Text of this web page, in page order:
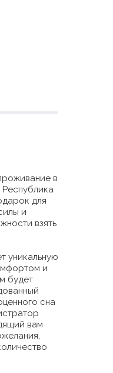
в
Республика
для
и
взять
уникальную
и
будет
сна
вам